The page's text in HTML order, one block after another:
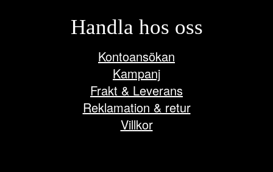
Handla hos oss
Kontoansökan
Kampanj
Frakt & Leverans
Reklamation & retur
Villkor